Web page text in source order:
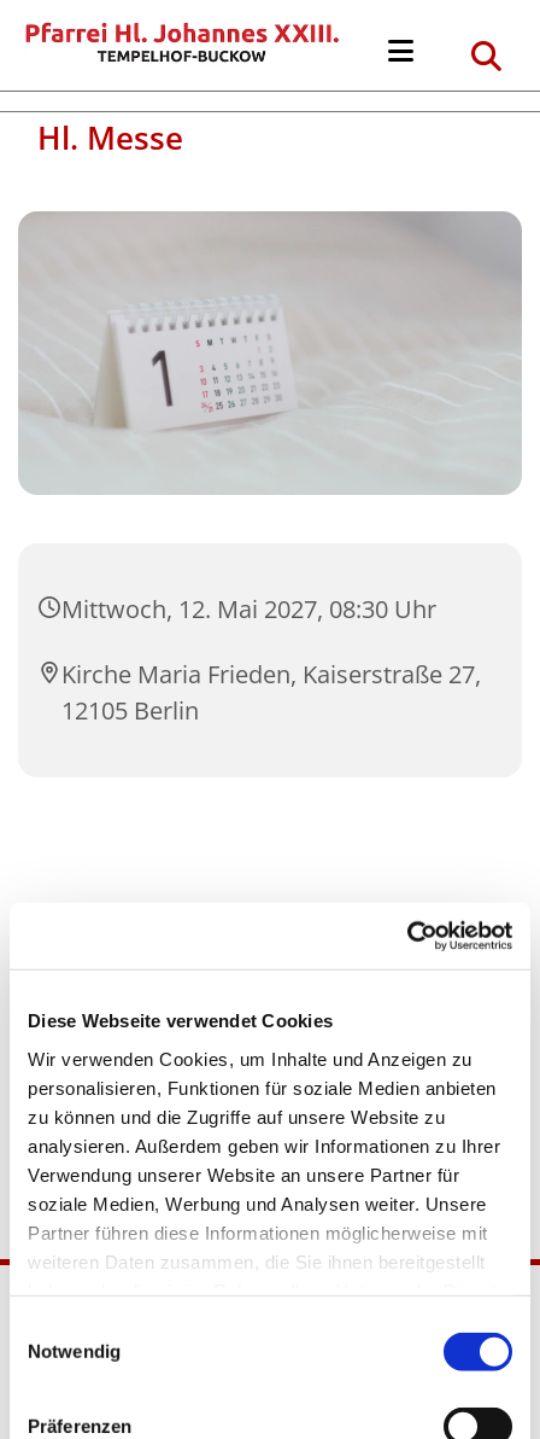
Diese Webseite verwendet Cookies
Wir verwenden Cookies, um Inhalte und Anzeigen zu
personalisieren, Funktionen für soziale Medien anbieten
zu können und die Zugriffe auf unsere Website zu
analysieren. Außerdem geben wir Informationen zu Ihrer
Verwendung unserer Website an unsere Partner für
soziale Medien, Werbung und Analysen weiter. Unsere
Partner führen diese Informationen möglicherweise mit
weiteren Daten zusammen, die Sie ihnen bereitgestellt
Notwendig
Präferenzen
Hl. Messe
Mittwoch, 12. Mai 2027, 08:30 Uhr
Kirche Maria Frieden, Kaiserstraße 27,
12105 Berlin